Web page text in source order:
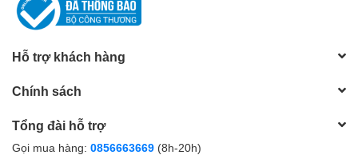
Hỗ trợ khách hàng
Chính sách
Tổng đài hỗ trợ
Gọi mua hàng: 0856663669 (8h-20h)